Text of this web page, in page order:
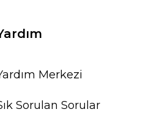
Merkezi
Sorulan Sorular